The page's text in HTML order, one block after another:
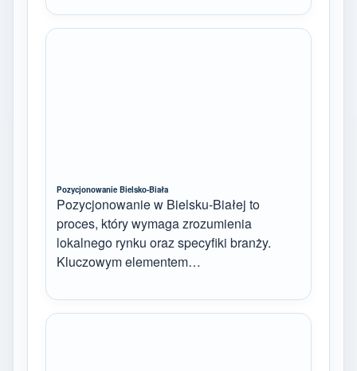
Pozycjonowanie Bielsko-Biała
Pozycjonowanie w Bielsku-Białej to
proces, który wymaga zrozumienia
lokalnego rynku oraz specyfiki branży.
Kluczowym elementem…